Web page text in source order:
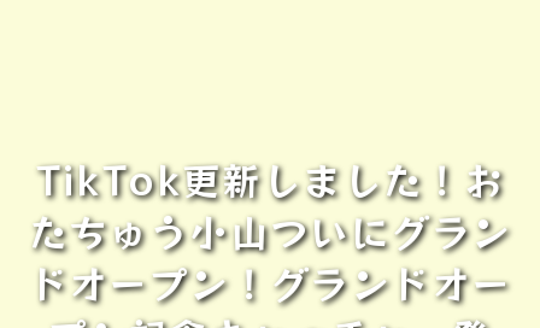
TikTok更新しました！お
たちゅう小山ついにグラン
ドオープン！グランドオー